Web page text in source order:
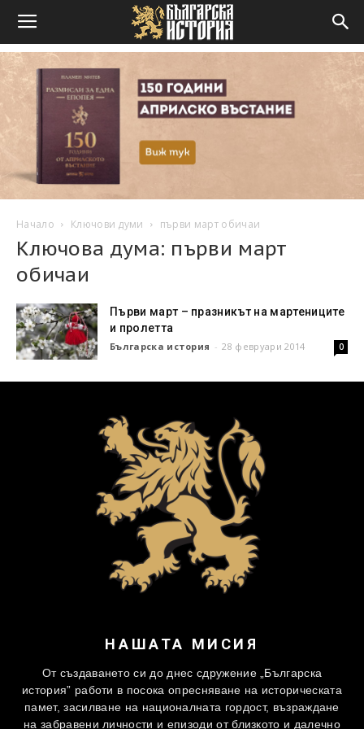
Начало Ключови думи първи март обичаи
Ключова дума: първи март
обичаи
Първи март – празникът на мартениците
и пролетта
Българска история - 28 февруари 2014 0
НАШАТА МИСИЯ
От създаването си до днес сдружение „Българска
история” работи в посока опресняване на историческата
памет, засилване на националната гордост, възраждане
на забравени личности и епизоди от близкото и далечно